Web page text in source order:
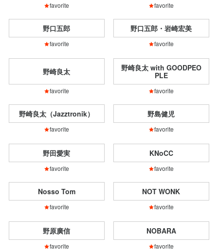
favorite favorite
野口五郎
favorite
野口五郎・岩崎宏美
favorite
野崎良太
favorite
野崎良太 with GOODPEO
PLE
favorite
野崎良太（Jazztronik）
favorite
野島健児
favorite
野田愛実
favorite
KNoCC
favorite
Nosso Tom
favorite
NOT WONK
favorite
野原廣信
favorite
NOBARA
favorite